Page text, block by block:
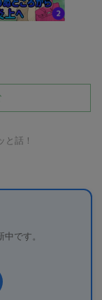
と話！
です。